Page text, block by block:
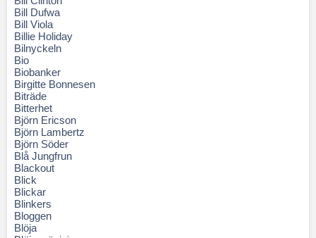
Bill Dufwa
Bill Viola
Billie Holiday
Bilnyckeln
Bio
Biobanker
Birgitte Bonnesen
Biträde
Bitterhet
Björn Ericson
Björn Lambertz
Björn Söder
Blå Jungfrun
Blackout
Blick
Blickar
Blinkers
Bloggen
Blöja